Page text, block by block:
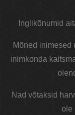
Inglikõnumid
Mõned inimesed
inimkonda
Nad võtaksid
ole